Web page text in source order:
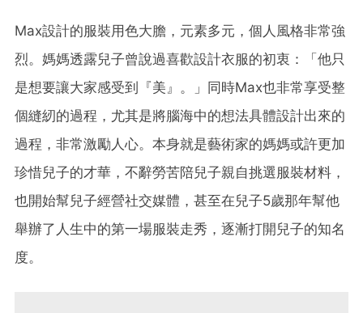
Max設計的服裝用色大膽，元素多元，個人風格非常強
烈。媽媽透露兒子曾說過喜歡設計衣服的初衷：「他只
是想要讓大家感受到『美』。」同時Max也非常享受整
個縫紉的過程，尤其是將腦海中的想法具體設計出來的
過程，非常激勵人心。本身就是藝術家的媽媽或許更加
珍惜兒子的才華，不辭勞苦陪兒子親自挑選服裝材料，
也開始幫兒子經營社交媒體，甚至在兒子5歲那年幫他
舉辦了人生中的第一場服裝走秀，逐漸打開兒子的知名
度。